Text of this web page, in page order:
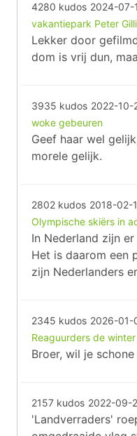
4280 kudos 2024-07-
vakantiepark Peter
Lekker door
dom is vrij dun,
3935 kudos 2022-10-
woke gebeuren
Geef haar wel
morele gelijk.
2802 kudos 2018-02-
Olympische skiërs in
In Nederland zijn
Het is daarom een
zijn Nederlanders
2345 kudos 2026-01-
Reaguurders de
Broer, wil je
2157 kudos 2022-09-
'Landverraders'